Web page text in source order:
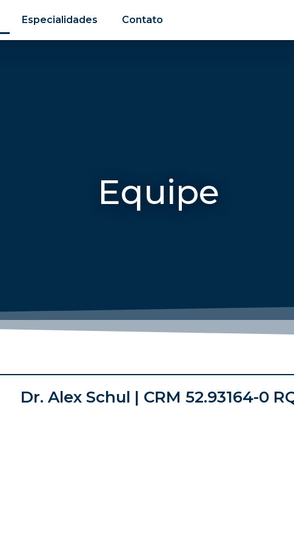
Especialidades Contato
Equipe
Dr. Alex Schul | CRM 52.93164-0